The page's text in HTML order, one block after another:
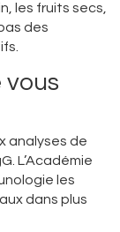
les fruits secs,
des
vous
analyses de
L’Académie
les
dans plus